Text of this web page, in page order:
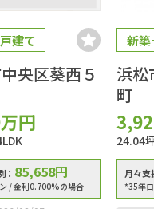
建て
央区葵西５
万円
： 85,658円
/ 金利0.700%の場合
新築
浜松
町
24.04
月々支
*35年